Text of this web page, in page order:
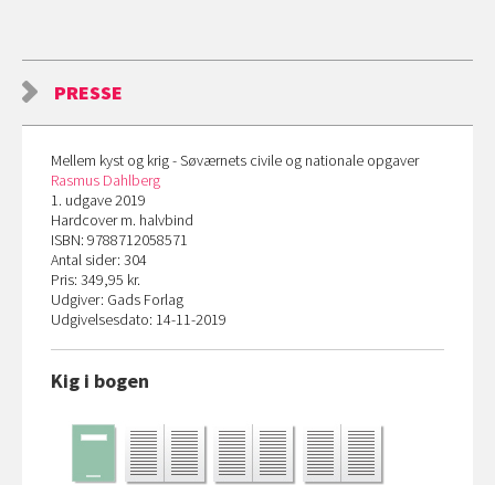
PRESSE
Mellem kyst og krig - Søværnets civile og nationale opgaver
Rasmus Dahlberg
1. udgave 2019
Hardcover m. halvbind
ISBN: 9788712058571
Antal sider: 304
Pris: 349,95 kr.
Udgiver: Gads Forlag
Udgivelsesdato: 14-11-2019
Kig i bogen